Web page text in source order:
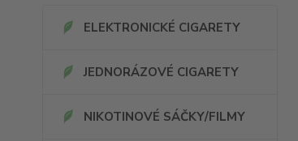
ELEKTRONICKÉ CIGARETY
JEDNORÁZOVÉ CIGARETY
NIKOTINOVÉ SÁČKY/FILMY